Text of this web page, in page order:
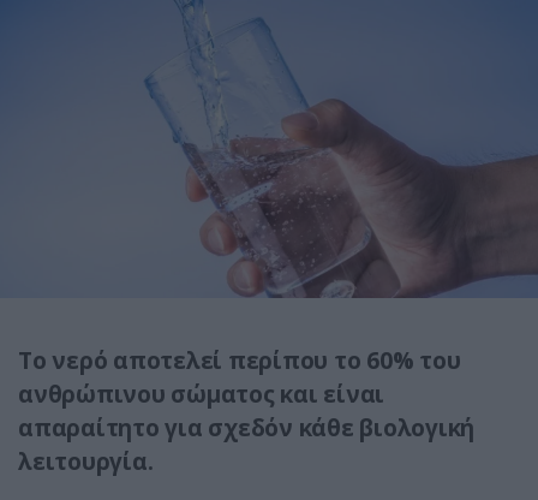
Το νερό αποτελεί περίπου το 60% του
ανθρώπινου σώματος και είναι
απαραίτητο για σχεδόν κάθε βιολογική
λειτουργία.